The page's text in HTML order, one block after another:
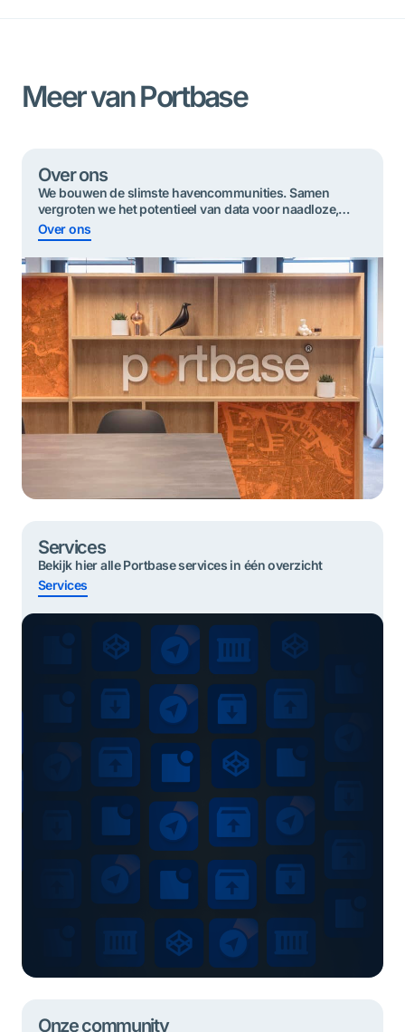
Meer van Portbase
Over ons
We bouwen de slimste havencommunities. Samen
vergroten we het potentieel van data voor ​​naadloze,
duurzame en veilige goederenstromen.
Over ons
Services
Bekijk hier alle Portbase services in één overzicht
Services
Onze community